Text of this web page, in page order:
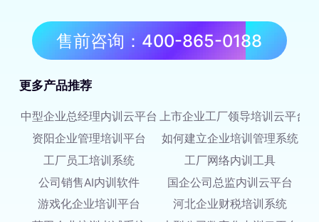
售前咨询：400-865-0188
更多产品推荐
中型企业总经理内训云平台
上市企业工厂领导培训云平台
资阳企业管理培训平台
如何建立企业培训管理系统
工厂员工培训系统
工厂网络内训工具
公司销售AI内训软件
国企公司总监内训云平台
游戏化企业培训平台
河北企业财税培训系统